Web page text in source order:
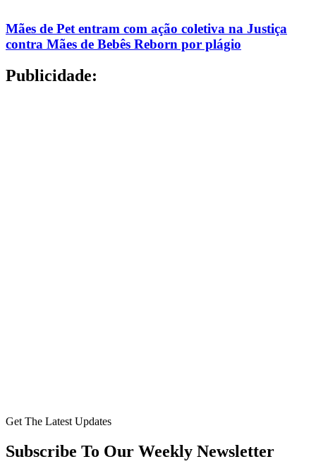
Mães de Pet entram com ação coletiva na Justiça
contra Mães de Bebês Reborn por plágio
Publicidade:
Get The Latest Updates
Subscribe To Our Weekly Newsletter